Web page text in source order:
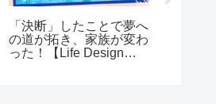
「決断」したことで夢へ
の道が拓き、家族が変わ
った！【Life Design